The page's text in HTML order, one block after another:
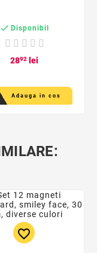
 Disponibil
2892 lei
Adauga in cos
favorite_border